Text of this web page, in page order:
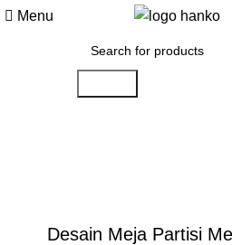
Menu
Desain Meja Partisi